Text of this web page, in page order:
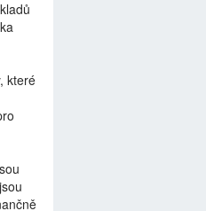
které